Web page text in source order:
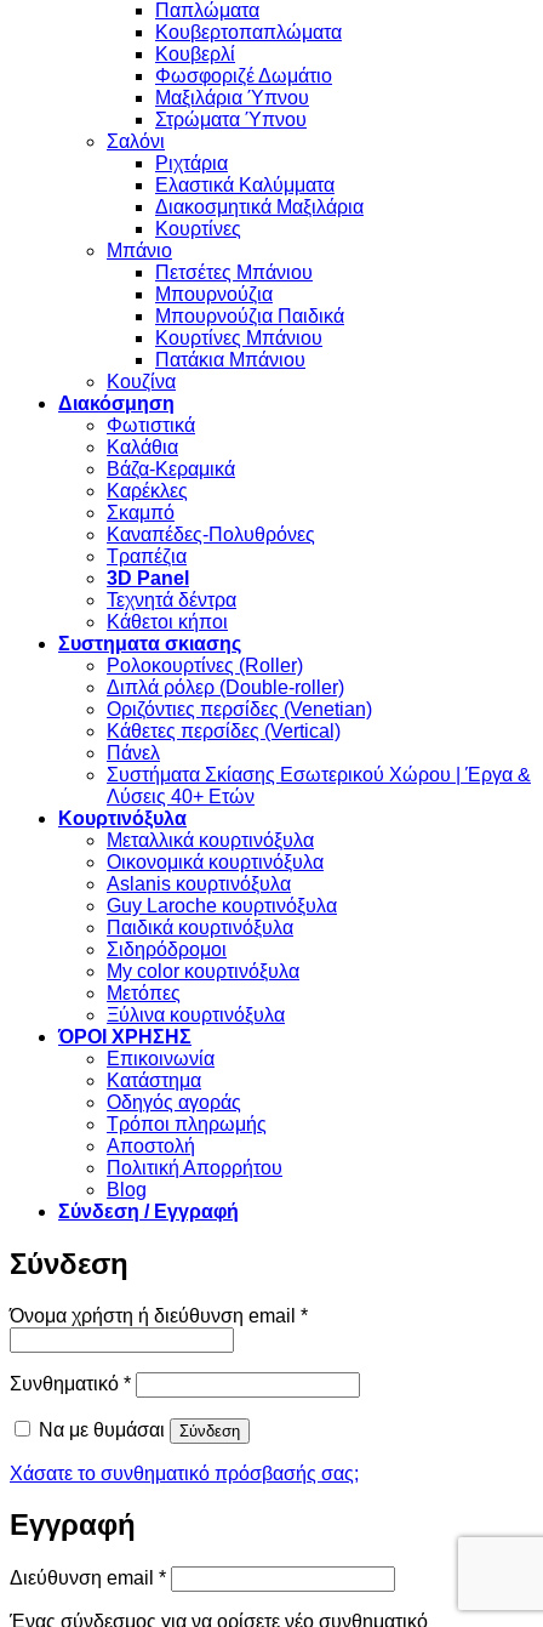
Παπλώματα
Κουβερτοπαπλώματα
Κουβερλί
Φωσφοριζέ Δωμάτιο
Μαξιλάρια Ύπνου
Στρώματα Ύπνου
Σαλόνι
Ριχτάρια
Ελαστικά Καλύμματα
Διακοσμητικά Μαξιλάρια
Κουρτίνες
Μπάνιο
Πετσέτες Μπάνιου
Μπουρνούζια
Μπουρνούζια Παιδικά
Κουρτίνες Μπάνιου
Πατάκια Μπάνιου
Κουζίνα
Διακόσμηση
Φωτιστικά
Καλάθια
Βάζα-Κεραμικά
Καρέκλες
Σκαμπό
Καναπέδες-Πολυθρόνες
Τραπέζια
3D Panel
Τεχνητά δέντρα
Κάθετοι κήποι
Συστηματα σκιασης
Ρολοκουρτίνες (Roller)
Διπλά ρόλερ (Double-roller)
Οριζόντιες περσίδες (Venetian)
Κάθετες περσίδες (Vertical)
Πάνελ
Συστήματα Σκίασης Εσωτερικού Χώρου | Έργα &
Λύσεις 40+ Ετών
Κουρτινόξυλα
Μεταλλικά κουρτινόξυλα
Οικονομικά κουρτινόξυλα
Aslanis κουρτινόξυλα
Guy Laroche κουρτινόξυλα
Παιδικά κουρτινόξυλα
Σιδηρόδρομοι
My color κουρτινόξυλα
Μετόπες
Ξύλινα κουρτινόξυλα
ΌΡΟΙ ΧΡΗΣΗΣ
Επικοινωνία
Κατάστημα
Οδηγός αγοράς
Τρόποι πληρωμής
Αποστολή
Πολιτική Απορρήτου
Blog
Σύνδεση / Εγγραφή
Σύνδεση
Όνομα χρήστη ή διεύθυνση email *Απαιτείται
Συνθηματικό *Απαιτείται
Να με θυμάσαι Σύνδεση
Χάσατε το συνθηματικό πρόσβασής σας;
Εγγραφή
Διεύθυνση email *Απαιτείται
Ένας σύνδεσμος για να ορίσετε νέο συνθηματικό